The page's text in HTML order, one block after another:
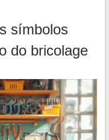
símbolos
do bricolage